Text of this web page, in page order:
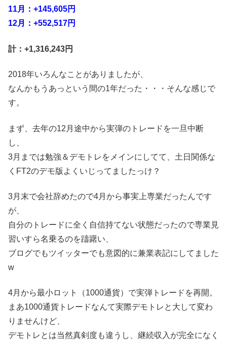
11月：+145,605円
12月：+552,517円
計：+1,316,243円
2018年いろんなことがありましたが、
なんかもうあっという間の1年だった・・・そんな感じで
す。
まず、去年の12月途中から実弾のトレードを一旦中断
し、
3月までは勉強＆デモトレをメインにしてて、土日関係な
くFT2のデモ版よくいじってましたっけ？
3月末で会社辞めたので4月から事実上専業だったんです
が、
自分のトレードに全く自信持てない状態だったので専業見
習いすら名乗るのを躊躇い、
ブログでもツイッターでも意図的に兼業表記にしてました
w
4月から最小ロット（1000通貨）で実弾トレードを再開。
まあ1000通貨トレードなんて実際デモトレと大して変わ
りませんけど、
デモトレとは当然真剣度も違うし、継続収入が完全になく